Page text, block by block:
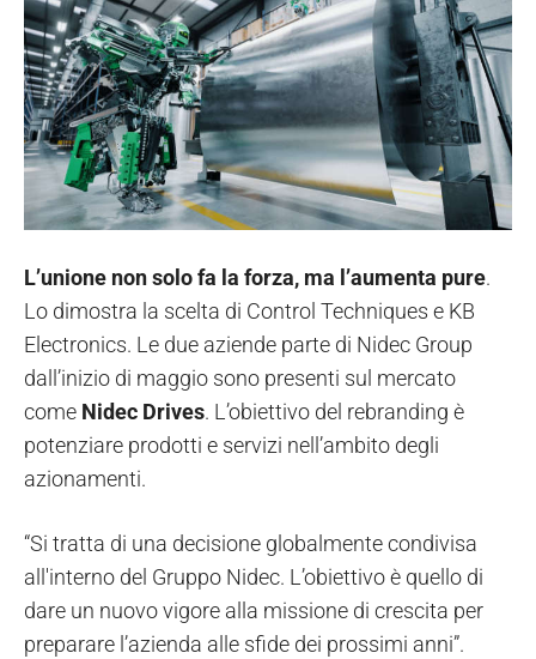
L’unione non solo fa la forza, ma l’aumenta pure.
Lo dimostra la scelta di Control Techniques e KB
Electronics. Le due aziende parte di Nidec Group
dall’inizio di maggio sono presenti sul mercato
come Nidec Drives. L’obiettivo del rebranding è
potenziare prodotti e servizi nell’ambito degli
azionamenti.
“Si tratta di una decisione globalmente condivisa
all'interno del Gruppo Nidec. L’obiettivo è quello di
dare un nuovo vigore alla missione di crescita per
preparare l’azienda alle sfide dei prossimi anni”.